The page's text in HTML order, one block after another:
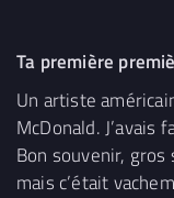
Ta première
Un artiste
McDonald. J’avais
Bon souvenir, gros
mais c’était